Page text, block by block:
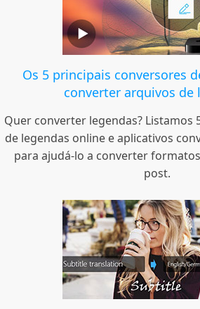
Os 5 principais conversores
converter arquivos de
Quer converter legendas? Listamos
de legendas online e aplicativos
para ajudá-lo a converter
post.